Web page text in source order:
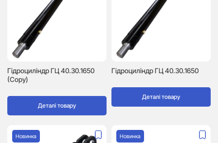
Гідроциліндр ГЦ 40.30.1650
(Copy)
Деталі товару
Гідроциліндр ГЦ 40.30.1650
Деталі товару
Новинка Новинка